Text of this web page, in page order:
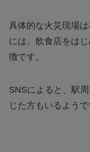
具体的な火災現場
には、飲食店をは
徴です。
SNSによると、駅
じた方もいるようで